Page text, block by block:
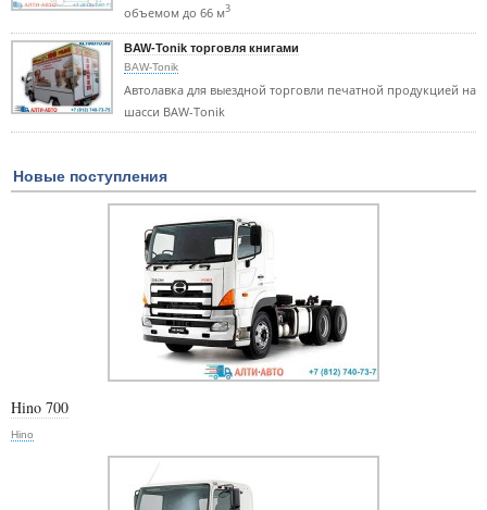
объемом до 66 м3
BAW-Tonik торговля книгами
BAW-Tonik
Автолавка для выездной торговли печатной продукцией на
шасси BAW-Tonik
Новые поступления
Hino 700
Hino